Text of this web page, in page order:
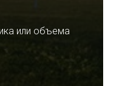
или объема